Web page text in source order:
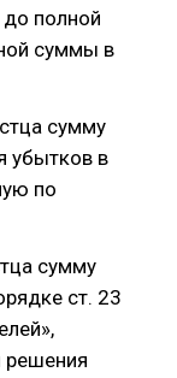
полной
суммы в
сумму
убытков в
по
сумму
ст. 23
решения